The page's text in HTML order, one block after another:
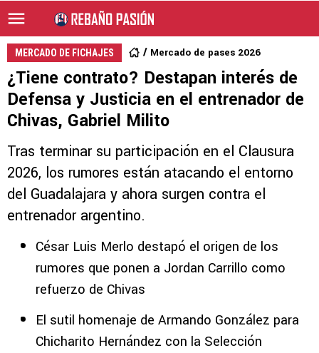
MERCADO DE FICHAJES Mercado de pases 2026
¿Tiene contrato? Destapan interés de
Defensa y Justicia en el entrenador de
Chivas, Gabriel Milito
Tras terminar su participación en el Clausura
2026, los rumores están atacando el entorno
del Guadalajara y ahora surgen contra el
entrenador argentino.
César Luis Merlo destapó el origen de los
rumores que ponen a Jordan Carrillo como
refuerzo de Chivas
El sutil homenaje de Armando González para
Chicharito Hernández con la Selección